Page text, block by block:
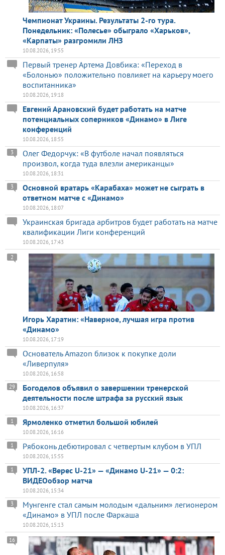
Чемпионат Украины. Результаты 2-го тура.
Понедельник: «Полесье» обыграло «Харьков»,
«Карпаты» разгромили ЛНЗ
10.08.2026, 19:55
Первый тренер Артема Довбика: «Переход в
«Болонью» положительно повлияет на карьеру моего
воспитанника»
10.08.2026, 19:18
Евгений Арановский будет работать на матче
потенциальных соперников «Динамо» в Лиге
конференций
10.08.2026, 18:55
Олег Федорчук: «В футболе начал появляться
произвол, когда туда влезли американцы»
3
10.08.2026, 18:31
Основной вратарь «Карабаха» может не сыграть в
ответном матче с «Динамо»
3
10.08.2026, 18:07
Украинская бригада арбитров будет работать на матче
квалификации Лиги конференций
10.08.2026, 17:43
Игорь Харатин: «Наверное, лучшая игра против
«Динамо»
2
10.08.2026, 17:19
Основатель Amazon близок к покупке доли
«Ливерпуля»
10.08.2026, 16:58
Богоделов объявил о завершении тренерской
деятельности после штрафа за русский язык
29
10.08.2026, 16:37
Ярмоленко отметил большой юбилей
1
10.08.2026, 16:16
Рябоконь дебютировал с четвертым клубом в УПЛ
1
10.08.2026, 15:55
УПЛ-2. «Верес U-21» — «Динамо U-21» — 0:2:
ВИДЕОобзор матча
1
10.08.2026, 15:34
Мунгенге стал самым молодым «дальним» легионером
«Динамо» в УПЛ после Фаркаша
3
10.08.2026, 15:13
16